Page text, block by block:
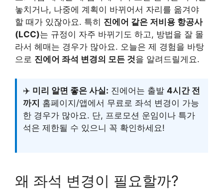
놓치거나, 나중에 계획이 바뀌어서 자리를 옮겨야
할 때가 있잖아요. 특히 진에어 같은 저비용 항공사
(LCC)는 규정이 자주 바뀌기도 하고, 방법을 잘 몰
라서 헤매는 경우가 많아요. 오늘은 제 경험을 바탕
으로 진에어 좌석 변경의 모든 것을 알려드릴게요.
✈️ 미리 알면 좋은 사실: 진에어는 출발 4시간 전
까지 홈페이지/앱에서 무료로 좌석 변경이 가능
한 경우가 많아요. 단, 프로모션 운임이나 특가
석은 제한될 수 있으니 꼭 확인하세요!
왜 좌석 변경이 필요할까?